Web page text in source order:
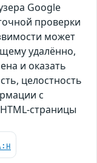
Google
проверки
может
удалённо,
и оказать
целостность
с
страницы